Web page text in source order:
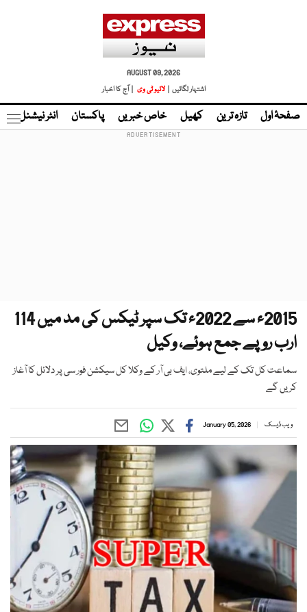
AUGUST 09, 2026
اشتہار لگائیں |
لائیو ٹی وی | آج کا اخبار
صفحۂ اول تازہ ترین کھیل خاص خبریں پاکستان انٹر نیشنل
2015ء سے 2022ء تک سپر ٹیکس کی مد میں 114
ارب روپے جمع ہوئے، وکیل
سماعت کل تک کے لیے ملتوی، ایف بی آر کے وکلا کل سیکشن فور سی پر دلائل کا آغاز
کریں گے
ویب ڈیسک January 05, 2026